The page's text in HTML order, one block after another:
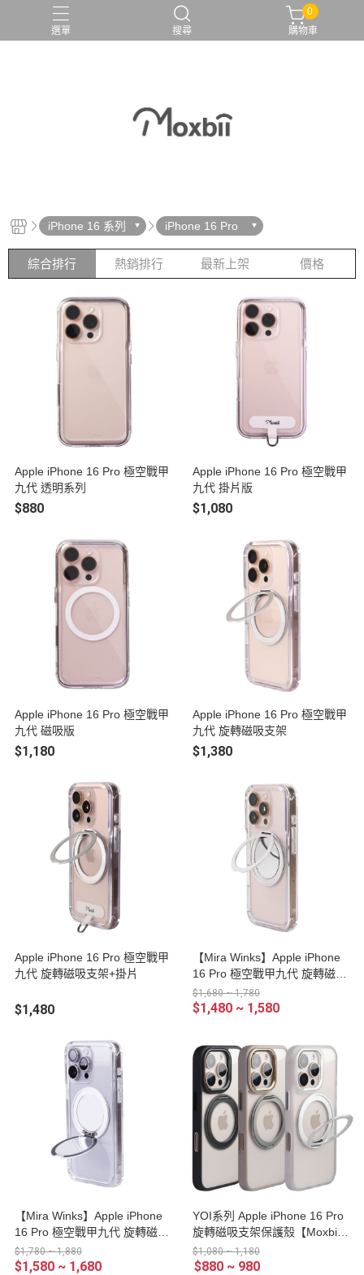
選單 搜尋
0
購物車
iPhone 16 系列 iPhone 16 Pro
綜合排行 熱銷排行 最新上架 價格
Apple iPhone 16 Pro 極空戰甲
九代 透明系列
$880
Apple iPhone 16 Pro 極空戰甲
九代 掛片版
$1,080
Apple iPhone 16 Pro 極空戰甲
九代 磁吸版
$1,180
Apple iPhone 16 Pro 極空戰甲
九代 旋轉磁吸支架
$1,380
Apple iPhone 16 Pro 極空戰甲
九代 旋轉磁吸支架+掛片
$1,480
【Mira Winks】Apple iPhone
16 Pro 極空戰甲九代 旋轉磁吸
支架+鏡面(無蓋版)
$1,680 ~ 1,780
$1,480 ~ 1,580
【Mira Winks】Apple iPhone
16 Pro 極空戰甲九代 旋轉磁吸
支架+鏡面(掀蓋版)
$1,780 ~ 1,880
$1,580 ~ 1,680
YOI系列 Apple iPhone 16 Pro
旋轉磁吸支架保護殼【Moxbii
嚴選】
$1,080 ~ 1,180
$880 ~ 980